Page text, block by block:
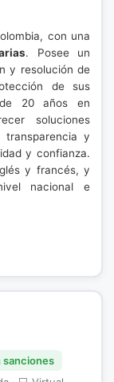
con una
. Posee un
y resolución de
de sus
de 20 años en
soluciones
y
y confianza.
y francés, y
nacional e
sanciones